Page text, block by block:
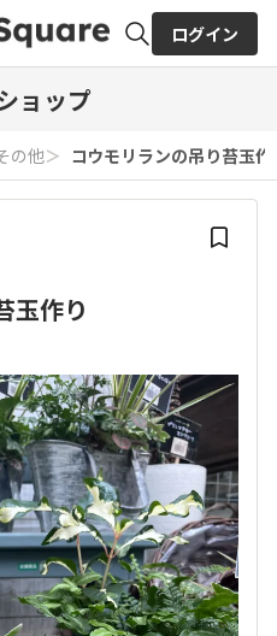
検索
ログイン
ョップ
の他＞ コウモリランの吊り苔玉作
玉作り